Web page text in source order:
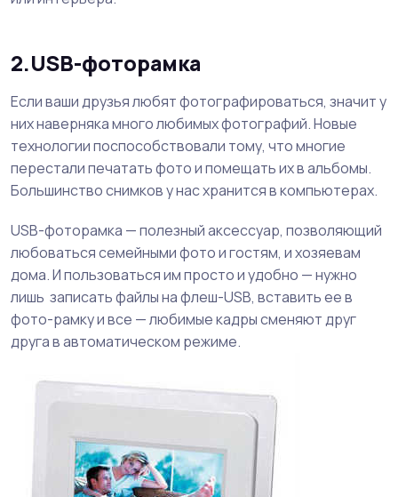
2.USB-фоторамка
Если ваши друзья любят фотографироваться, значит у
них наверняка много любимых фотографий. Новые
технологии поспособствовали тому, что многие
перестали печатать фото и помещать их в альбомы.
Большинство снимков у нас хранится в компьютерах.
USB-фоторамка — полезный аксессуар, позволяющий
любоваться семейными фото и гостям, и хозяевам
дома. И пользоваться им просто и удобно — нужно
лишь записать файлы на флеш-USB, вставить ее в
фото-рамку и все — любимые кадры сменяют друг
друга в автоматическом режиме.